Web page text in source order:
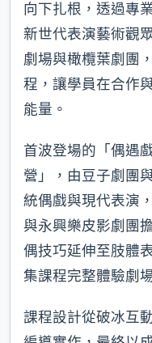
向下扎根，透過專
新世代表演藝術觀
劇場與橄欖葉劇團
程，讓學員在合作
能量。
首波登場的「偶遇
營」，由豆子劇團
統偶戲與現代表演
與永興樂皮影劇團
偶技巧延伸至肢體
集課程完整體驗劇
課程設計從破冰互